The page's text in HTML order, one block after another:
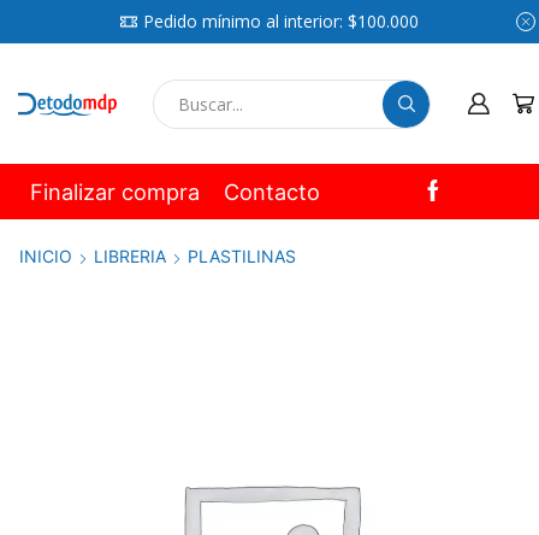
Pedido mínimo al interior: $100.000
Finalizar compra Contacto
INICIO LIBRERIA PLASTILINAS